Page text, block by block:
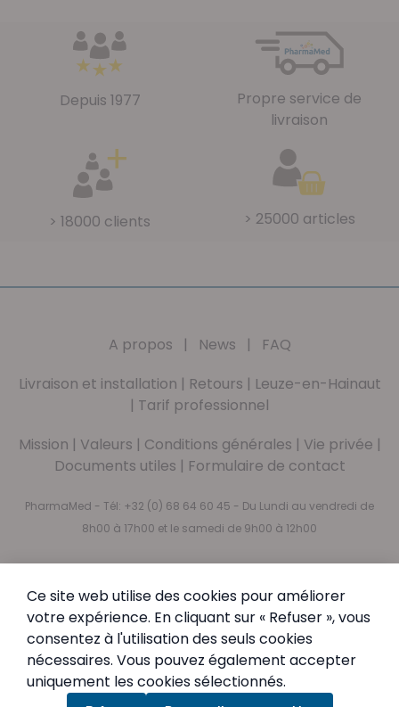
Depuis 1977
Propre service de
livraison
> 18000 clients > 25000 articles
A propos | News |
FAQ
Livraison et installation | Retours | Leuze-en-Hainaut
| Tarif professionnel
Mission | Valeurs | Conditions générales | Vie privée |
Documents utiles | Formulaire de contact
PharmaMed - Tél: +32 (0) 68 64 60 45 - Du Lundi au vendredi de
8h00 à 17h00 et le samedi de 9h00 à 12h00
Newsletter
Inscription à notre newsletter :
Inscription
En vous abonnant, vous acceptez notre Politique de
confidentialité
Ce site web utilise des cookies pour améliorer
votre expérience. En cliquant sur « Refuser », vous
consentez à l'utilisation des seuls cookies
nécessaires. Vous pouvez également accepter
uniquement les cookies sélectionnés.